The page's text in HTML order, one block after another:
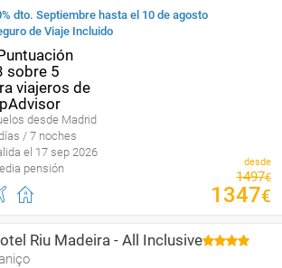
dto. Septiembre hasta el 10 de agosto
de Viaje Incluido
desde Madrid
/ 7 noches
el 17 sep 2026
pensión
desde
1497€
1347€
Riu Madeira - All Inclusive